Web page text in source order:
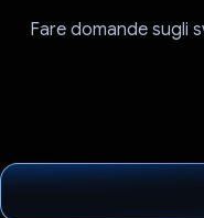
Fare domande sugli